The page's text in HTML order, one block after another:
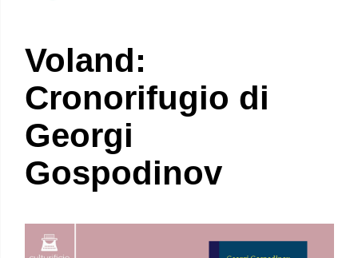
Voland:
Cronorifugio di
Georgi
Gospodinov